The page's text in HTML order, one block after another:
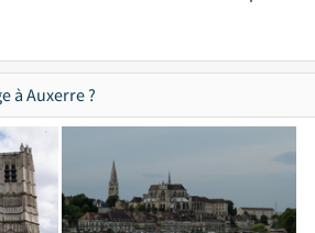
à Auxerre ?